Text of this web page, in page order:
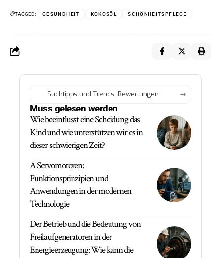
TAGGED: GESUNDHEIT KOKOSÖL SCHÖNHEITSPFLEGE
Muss gelesen werden
Wie beeinflusst eine Scheidung das
Kind und wie unterstützen wir es in
dieser schwierigen Zeit?
A Servomotoren:
Funktionsprinzipien und
Anwendungen in der modernen
Technologie
Der Betrieb und die Bedeutung von
Freilaufgeneratoren in der
Energieerzeugung: Wie kann die